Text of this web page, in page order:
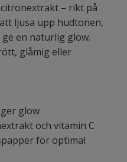
– rikt på
ljusa upp hudtonen,
en naturlig glow.
glåmig eller
glow
och vitamin C
för optimal